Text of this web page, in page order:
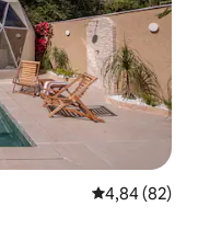
4,84 (82)